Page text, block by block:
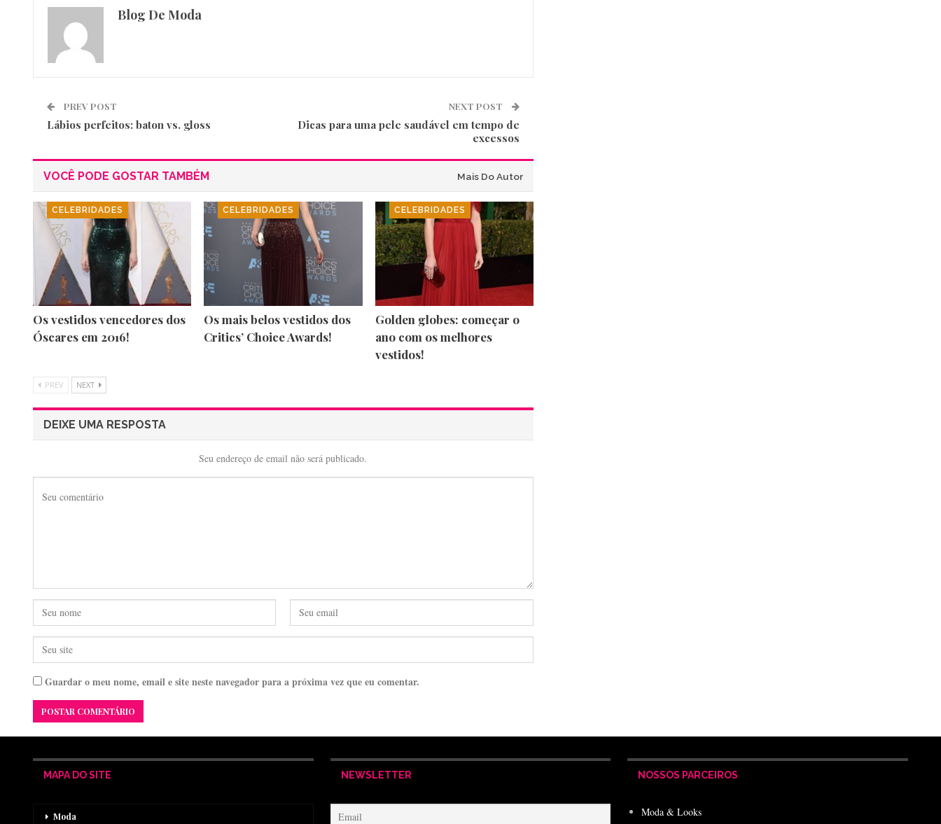
Blog De Moda
PREV POST
Lábios perfeitos: baton vs. gloss
NEXT POST
Dicas para uma pele saudável em tempo de
excessos
VOCÊ PODE GOSTAR TAMBÉM Mais Do Autor
CELEBRIDADES
Os vestidos vencedores dos
Óscares em 2016!
CELEBRIDADES
Os mais belos vestidos dos
Critics’ Choice Awards!
CELEBRIDADES
Golden globes: começar o
ano com os melhores
vestidos!
PREV NEXT
DEIXE UMA RESPOSTA
Seu endereço de email não será publicado.
Guardar o meu nome, email e site neste navegador para a próxima vez que eu comentar.
MAPA DO SITE
Moda
NEWSLETTER NOSSOS PARCEIROS
Moda & Looks